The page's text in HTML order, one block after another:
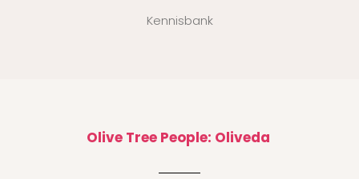
Kennisbank
Olive Tree People: Oliveda